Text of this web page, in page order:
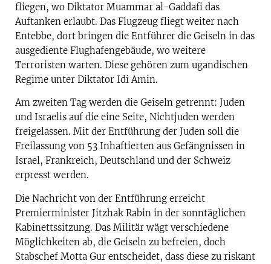
fliegen, wo Diktator Muammar al-Gaddafi das
Auftanken erlaubt. Das Flugzeug fliegt weiter nach
Entebbe, dort bringen die Entführer die Geiseln in das
ausgediente Flughafengebäude, wo weitere
Terroristen warten. Diese gehören zum ugandischen
Regime unter Diktator Idi Amin.
Am zweiten Tag werden die Geiseln getrennt: Juden
und Israelis auf die eine Seite, Nichtjuden werden
freigelassen. Mit der Entführung der Juden soll die
Freilassung von 53 Inhaftierten aus Gefängnissen in
Israel, Frankreich, Deutschland und der Schweiz
erpresst werden.
Die Nachricht von der Entführung erreicht
Premierminister Jitzhak Rabin in der sonntäglichen
Kabinettssitzung. Das Militär wägt verschiedene
Möglichkeiten ab, die Geiseln zu befreien, doch
Stabschef Motta Gur entscheidet, dass diese zu riskant